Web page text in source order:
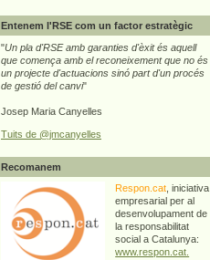
Entenem l'RSE com un factor estratègic
"Un pla d'RSE amb garanties d'èxit és aquell
que comença amb el reconeixement que no és
un projecte d'actuacions sinó part d'un procés
de gestió del canvi"
Josep Maria Canyelles
Tuits de @jmcanyelles
Recomanem
Respon.cat , iniciativa
empresarial per al
desenvolupament de
la responsabilitat
social a Catalunya:
www.respon.cat.